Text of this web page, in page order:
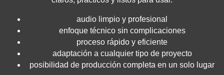
audio limpio y profesional
enfoque técnico sin complicaciones
proceso rápido y eficiente
adaptación a cualquier tipo de proyecto
posibilidad de producción completa en un solo lugar